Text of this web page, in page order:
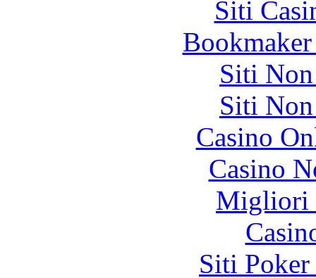
Siti
Siti
Siti
Casino
Casino
Migliori
Siti